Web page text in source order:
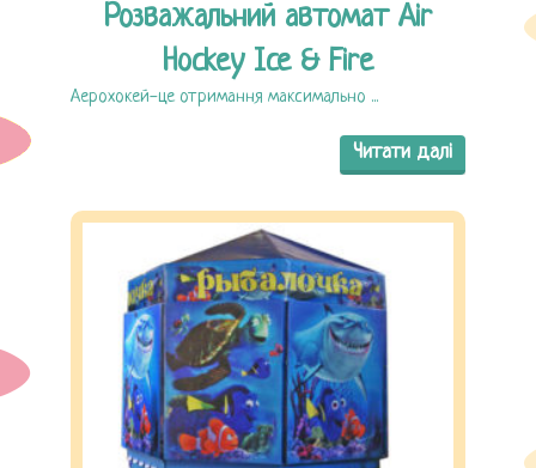
Розважальний автомат Air
Hockey Ice & Fire
Аерохокей-це отримання максимально ...
Читати далі